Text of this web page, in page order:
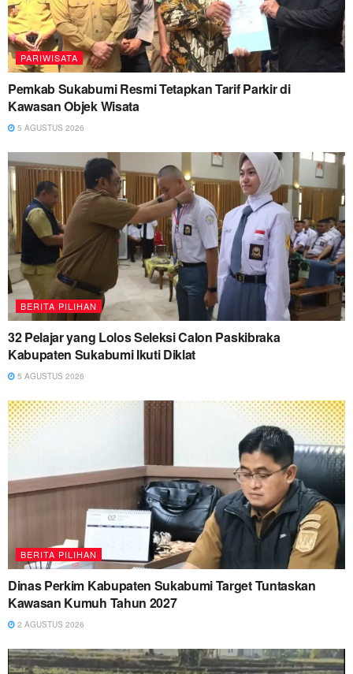
PARIWISATA
Pemkab Sukabumi Resmi Tetapkan Tarif Parkir di
Kawasan Objek Wisata
5 AGUSTUS 2026
BERITA PILIHAN
32 Pelajar yang Lolos Seleksi Calon Paskibraka
Kabupaten Sukabumi Ikuti Diklat
5 AGUSTUS 2026
BERITA PILIHAN
Dinas Perkim Kabupaten Sukabumi Target Tuntaskan
Kawasan Kumuh Tahun 2027
2 AGUSTUS 2026